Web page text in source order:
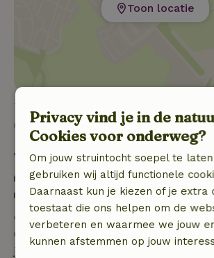
Toon locatie
Goed om te weten
Verblijfdetails
Inchecken: 14:00- 22:00
Uitchecken: 07:00- 10:00
Gratis annuleren binnen 7 dagen
Gratis annuleren binnen 7 dagen na
je boeking, bij een boekingsaanvraag
Privacy vind je in de
Cookies voor onderweg?
Om jouw struintocht soepel te
gebruiken wij altijd functionele
Daarnaast kun je kiezen of je extra
toestaat die ons helpen om de
verbeteren en waarmee we jouw
kunnen afstemmen op jouw